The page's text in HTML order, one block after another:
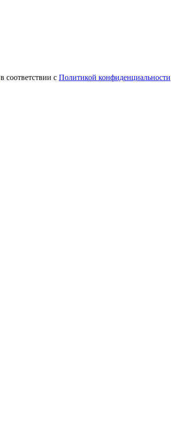
в соответствии с Политикой конфиденциальности